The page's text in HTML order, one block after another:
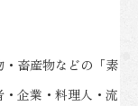
畜産物などの「素
企業・料理人・流